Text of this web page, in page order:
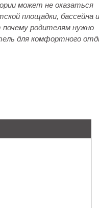
может не оказаться
площадки, бассейна и
родителям нужно
для комфортного